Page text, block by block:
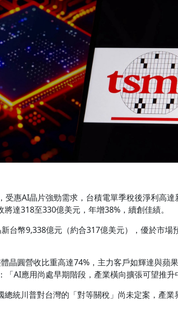
惠AI晶片強勁需求，台積電單季稅後淨利高
達318至330億美元，年增38%，續創佳績。
台幣9,338億元（約合317億美元），優於市
晶圓營收比重高達74%，主力客戶如輝達與蘋
AI應用尚處早期階段，產業橫向擴張可望推升
統川普對台灣的「對等關稅」尚未定案，產